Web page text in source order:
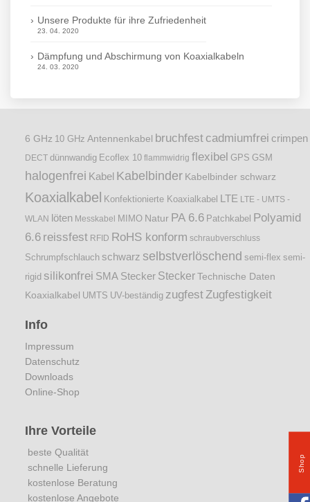
Unsere Produkte für ihre Zufriedenheit
23. 04. 2020
Dämpfung und Abschirmung von Koaxialkabeln
24. 03. 2020
6 GHz 10 GHz Antennenkabel bruchfest cadmiumfrei crimpen
DECT dünnwandig Ecoflex 10 flammwidrig flexibel GPS GSM
halogenfrei Kabel Kabelbinder Kabelbinder schwarz
Koaxialkabel Konfektionierte Koaxialkabel LTE LTE - UMTS -
WLAN löten Messkabel MIMO Natur PA 6.6 Patchkabel Polyamid
6.6 reissfest RFID RoHS konform schraubverschluss
Schrumpfschlauch schwarz selbstverlöschend semi-flex semi-
rigid silikonfrei SMA Stecker Stecker Technische Daten
Koaxialkabel UMTS UV-beständig zugfest Zugfestigkeit
Info
Impressum
Datenschutz
Downloads
Online-Shop
Ihre Vorteile
beste Qualität
schnelle Lieferung
kostenlose Beratung
kostenlose Angebote
Shop